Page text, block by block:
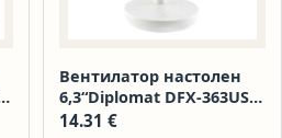
Вентилатор настолен
6,3“Diplomat DFX-363USB,
акумулаторен, USB
14.31 €